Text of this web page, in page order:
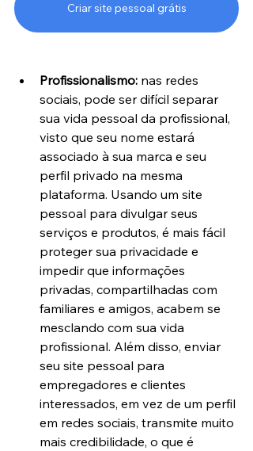
Criar site pessoal grátis
Profissionalismo: nas redes
sociais, pode ser difícil separar
sua vida pessoal da profissional,
visto que seu nome estará
associado à sua marca e seu
perfil privado na mesma
plataforma. Usando um site
pessoal para divulgar seus
serviços e produtos, é mais fácil
proteger sua privacidade e
impedir que informações
privadas, compartilhadas com
familiares e amigos, acabem se
mesclando com sua vida
profissional. Além disso, enviar
seu site pessoal para
empregadores e clientes
interessados, em vez de um perfil
em redes sociais, transmite muito
mais credibilidade, o que é